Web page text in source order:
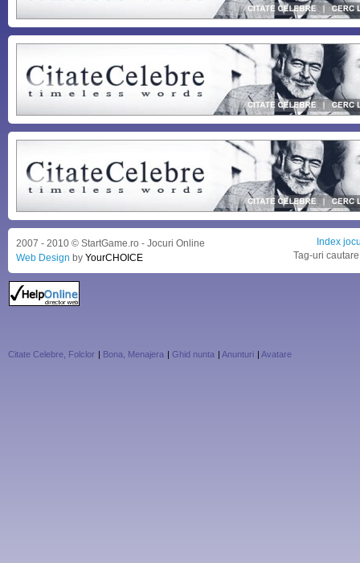
2007 - 2010 © StartGame.ro - Jocuri Online
Web Design by YourCHOICE
Index
Tag-uri
Citate Celebre, Folclor | Bona, Menajera | Ghid nunta | Anunturi | Avatare